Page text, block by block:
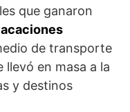
que ganaron
de transporte
en masa a la
y destinos